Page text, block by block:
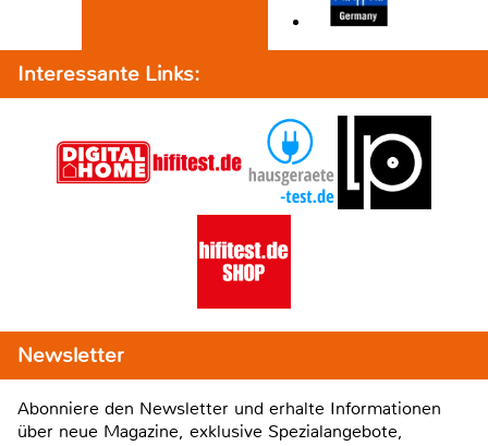
Interessante Links:
Newsletter
Abonniere den Newsletter und erhalte Informationen
über neue Magazine, exklusive Spezialangebote,